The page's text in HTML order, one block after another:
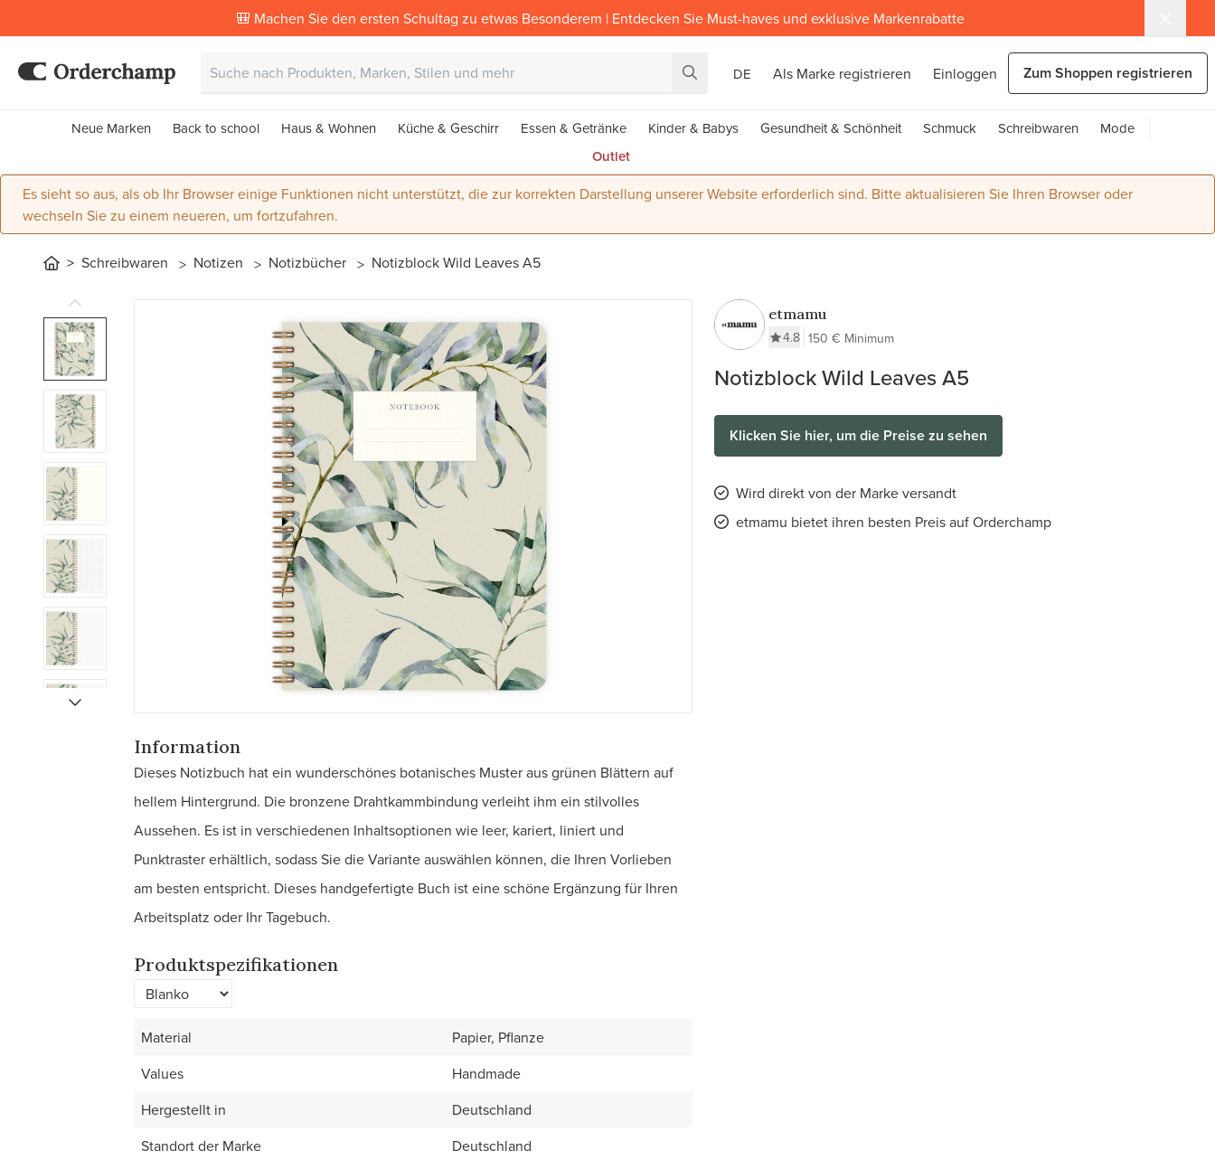
🎒 Machen Sie den ersten Schultag zu etwas Besonderem | Entdecken Sie Must-haves und exklusive Markenrabatte
DE Als Marke registrieren Einloggen Zum Shoppen registrieren
Neue Marken Back to school Haus & Wohnen Küche & Geschirr Essen & Getränke Kinder & Babys Gesundheit & Schönheit Schmuck Schreibwaren
Mode
Outlet
Es sieht so aus, als ob Ihr Browser einige Funktionen nicht unterstützt, die zur korrekten Darstellung unserer Website erforderlich sind. Bitte aktualisieren Sie Ihren Browser oder
wechseln Sie zu einem neueren, um fortzufahren.
Schreibwaren Notizen Notizbücher Notizblock Wild Leaves A5
etmamu
4.8 150 € Minimum
Notizblock Wild Leaves A5
Klicken Sie hier, um die Preise zu sehen
Wird direkt von der Marke versandt
etmamu bietet ihren besten Preis auf Orderchamp
Information
Dieses Notizbuch hat ein wunderschönes botanisches Muster aus grünen Blättern auf
hellem Hintergrund. Die bronzene Drahtkammbindung verleiht ihm ein stilvolles
Aussehen. Es ist in verschiedenen Inhaltsoptionen wie leer, kariert, liniert und
Punktraster erhältlich, sodass Sie die Variante auswählen können, die Ihren Vorlieben
am besten entspricht. Dieses handgefertigte Buch ist eine schöne Ergänzung für Ihren
Arbeitsplatz oder Ihr Tagebuch.
Produktspezifikationen
Material
Papier, Pflanze
Values
Handmade
Hergestellt in
Deutschland
Standort der Marke
Deutschland